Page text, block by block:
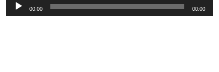
声
00:00 00:00